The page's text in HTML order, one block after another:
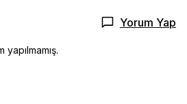
Yorum Yap